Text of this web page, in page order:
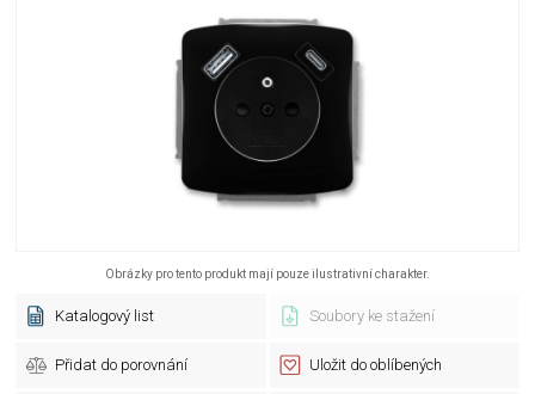
Obrázky pro tento produkt mají pouze ilustrativní charakter.
Katalogový list Soubory ke stažení
Přidat do porovnání Uložit do oblíbených